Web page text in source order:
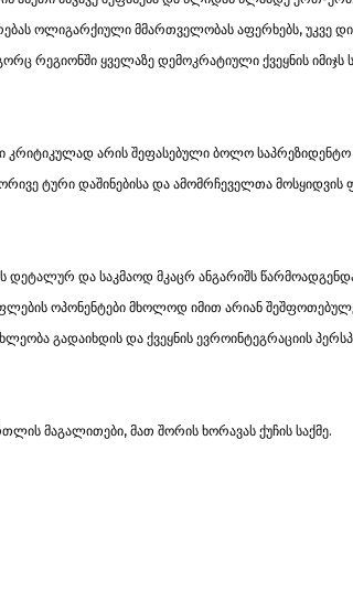
ოლიგარქიული მმართველობას აფერხებს, უკვე
რეგიონში ყველაზე დემოკრატიული ქვეყნის იმიჯს
კრიტიკულად არის შეფასებული ბოლო საპრეზიდენტო
ტური დაშინებისა და ამომრჩეველთა მოსყიდვის
დეტალურ და საკმაოდ მკაცრ ანგარიშს
ოპონენტები მხოლოდ იმით არიან
გადაიხდის და ქვეყნის ევროინტეგრაციის
მაგალითები, მათ შორის ხორავას ქუჩის საქმე.